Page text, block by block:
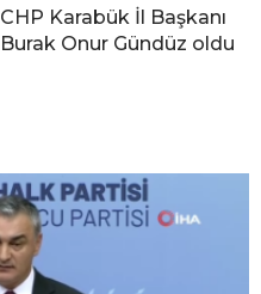
CHP Karabük İl Başkanı
Burak Onur Gündüz oldu